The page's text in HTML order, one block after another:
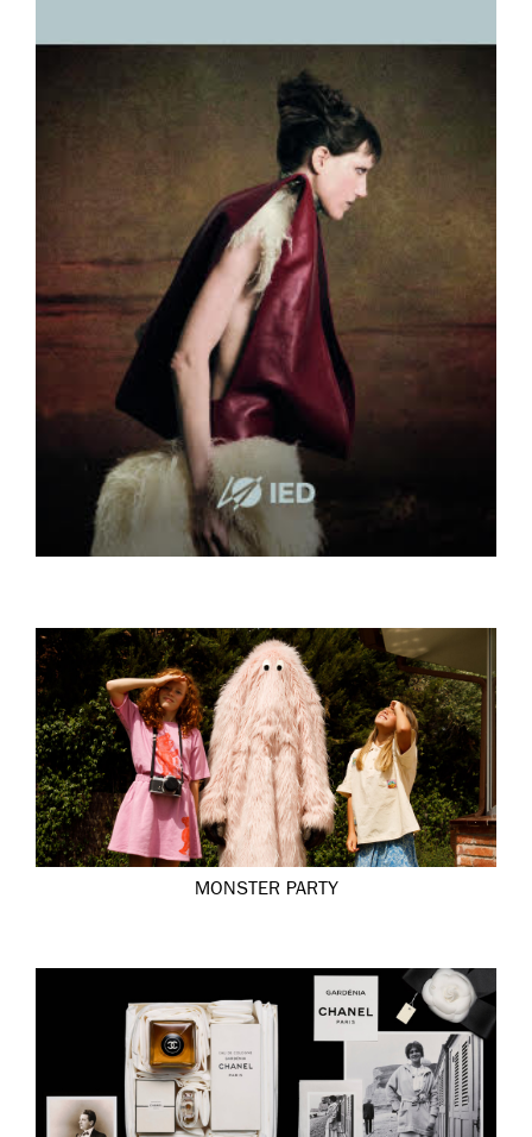
MONSTER PARTY